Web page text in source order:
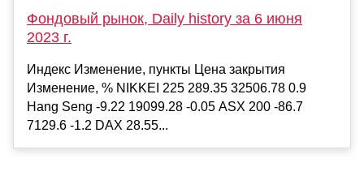
Фондовый рынок, Daily history за 6 июня
2023 г.
Индекс Изменение, пункты Цена закрытия
Изменение, % NIKKEI 225 289.35 32506.78 0.9
Hang Seng -9.22 19099.28 -0.05 ASX 200 -86.7
7129.6 -1.2 DAX 28.55...